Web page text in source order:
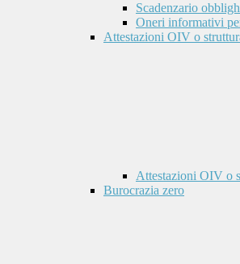
Scadenzario
Oneri informativi
Attestazioni OIV o
Attestazioni OIV o
Burocrazia zero